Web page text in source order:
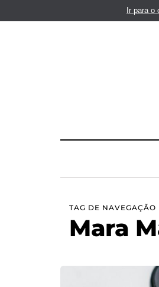
Ir para o
TAG DE NAVEGAÇÃO
Mara